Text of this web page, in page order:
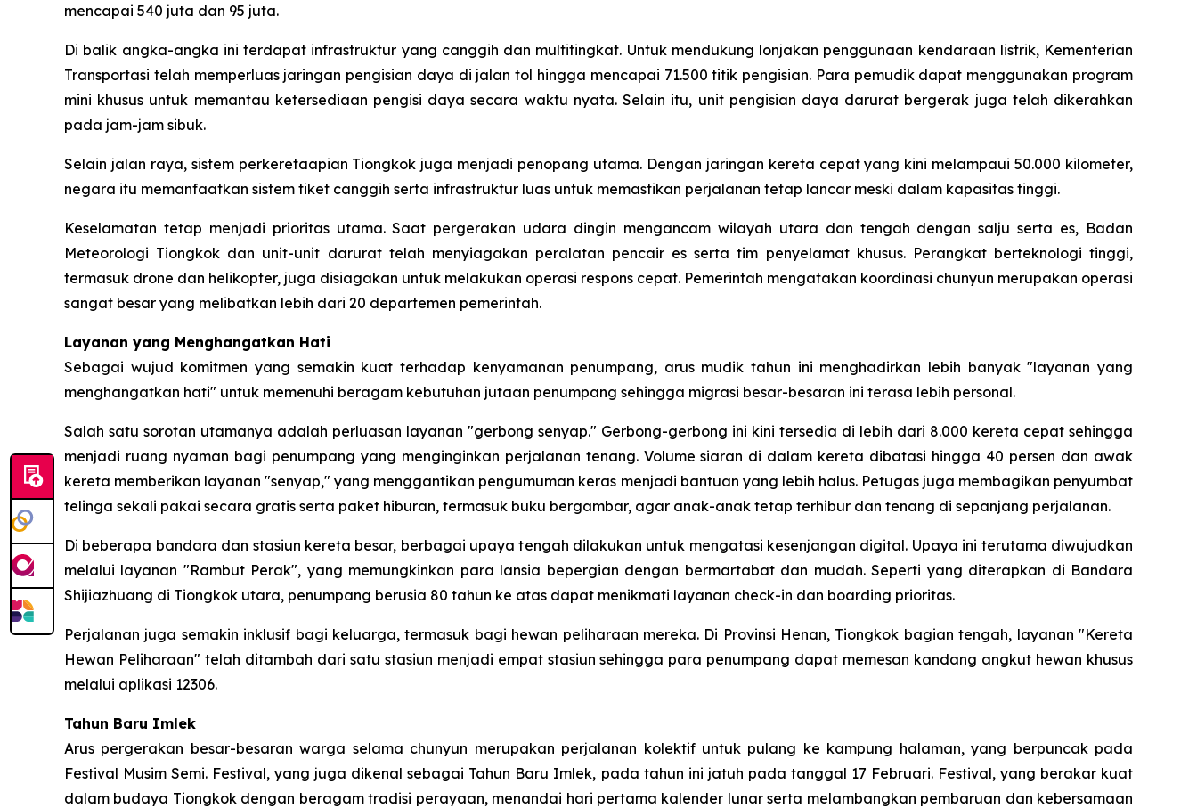
mencapai 540 juta dan 95 juta.
Di balik angka-angka ini terdapat infrastruktur yang canggih dan multitingkat. Untuk mendukung lonjakan penggunaan kendaraan listrik, Kementerian
Transportasi telah memperluas jaringan pengisian daya di jalan tol hingga mencapai 71.500 titik pengisian. Para pemudik dapat menggunakan program
mini khusus untuk memantau ketersediaan pengisi daya secara waktu nyata. Selain itu, unit pengisian daya darurat bergerak juga telah dikerahkan
pada jam-jam sibuk.
Selain jalan raya, sistem perkeretaapian Tiongkok juga menjadi penopang utama. Dengan jaringan kereta cepat yang kini melampaui 50.000 kilometer,
negara itu memanfaatkan sistem tiket canggih serta infrastruktur luas untuk memastikan perjalanan tetap lancar meski dalam kapasitas tinggi.
Keselamatan tetap menjadi prioritas utama. Saat pergerakan udara dingin mengancam wilayah utara dan tengah dengan salju serta es, Badan
Meteorologi Tiongkok dan unit-unit darurat telah menyiagakan peralatan pencair es serta tim penyelamat khusus. Perangkat berteknologi tinggi,
termasuk drone dan helikopter, juga disiagakan untuk melakukan operasi respons cepat. Pemerintah mengatakan koordinasi chunyun merupakan operasi
sangat besar yang melibatkan lebih dari 20 departemen pemerintah.
Layanan yang Menghangatkan Hati
Sebagai wujud komitmen yang semakin kuat terhadap kenyamanan penumpang, arus mudik tahun ini menghadirkan lebih banyak "layanan yang
menghangatkan hati" untuk memenuhi beragam kebutuhan jutaan penumpang sehingga migrasi besar-besaran ini terasa lebih personal.
Salah satu sorotan utamanya adalah perluasan layanan "gerbong senyap." Gerbong-gerbong ini kini tersedia di lebih dari 8.000 kereta cepat sehingga
menjadi ruang nyaman bagi penumpang yang menginginkan perjalanan tenang. Volume siaran di dalam kereta dibatasi hingga 40 persen dan awak
kereta memberikan layanan "senyap," yang menggantikan pengumuman keras menjadi bantuan yang lebih halus. Petugas juga membagikan penyumbat
telinga sekali pakai secara gratis serta paket hiburan, termasuk buku bergambar, agar anak-anak tetap terhibur dan tenang di sepanjang perjalanan.
Di beberapa bandara dan stasiun kereta besar, berbagai upaya tengah dilakukan untuk mengatasi kesenjangan digital. Upaya ini terutama diwujudkan
melalui layanan "Rambut Perak", yang memungkinkan para lansia bepergian dengan bermartabat dan mudah. Seperti yang diterapkan di Bandara
Shijiazhuang di Tiongkok utara, penumpang berusia 80 tahun ke atas dapat menikmati layanan check-in dan boarding prioritas.
Perjalanan juga semakin inklusif bagi keluarga, termasuk bagi hewan peliharaan mereka. Di Provinsi Henan, Tiongkok bagian tengah, layanan "Kereta
Hewan Peliharaan" telah ditambah dari satu stasiun menjadi empat stasiun sehingga para penumpang dapat memesan kandang angkut hewan khusus
melalui aplikasi 12306.
Tahun Baru Imlek
Arus pergerakan besar-besaran warga selama chunyun merupakan perjalanan kolektif untuk pulang ke kampung halaman, yang berpuncak pada
Festival Musim Semi. Festival, yang juga dikenal sebagai Tahun Baru Imlek, pada tahun ini jatuh pada tanggal 17 Februari. Festival, yang berakar kuat
dalam budaya Tiongkok dengan beragam tradisi perayaan, menandai hari pertama kalender lunar serta melambangkan pembaruan dan kebersamaan